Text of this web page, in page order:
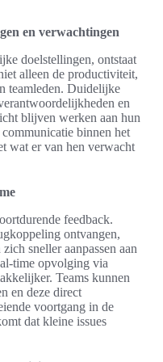
en verwachtingen
doelstellingen, ontstaat
alleen de productiviteit,
teamleden. Duidelijke
en
blijven werken aan hun
binnen het
wat er van hen verwacht
feedback.
ontvangen,
sneller aanpassen aan
time opvolging via
Teams kunnen
en deze direct
voortgang in de
dat kleine issues